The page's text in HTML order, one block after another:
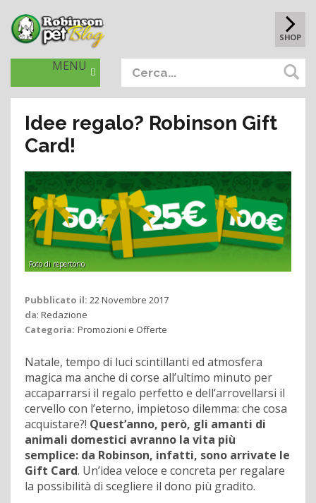
SHOP
MENU
Idee regalo? Robinson Gift
Card!
Foto di repertorio
Pubblicato il: 22 Novembre 2017
da: Redazione
Categoria: Promozioni e Offerte
Natale, tempo di luci scintillanti ed atmosfera
magica ma anche di corse all’ultimo minuto per
accaparrarsi il regalo perfetto e dell’arrovellarsi il
cervello con l’eterno, impietoso dilemma: che cosa
acquistare?! Quest’anno, però, gli amanti di
animali domestici avranno la vita più
semplice: da Robinson, infatti, sono arrivate le
Gift Card. Un’idea veloce e concreta per regalare
la possibilità di scegliere il dono più gradito.